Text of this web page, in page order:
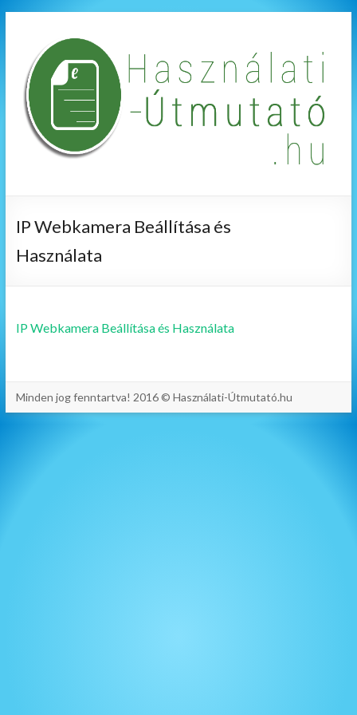
IP Webkamera Beállítása és
Használata
IP Webkamera Beállítása és Használata
Minden jog fenntartva! 2016 © Használati-Útmutató.hu